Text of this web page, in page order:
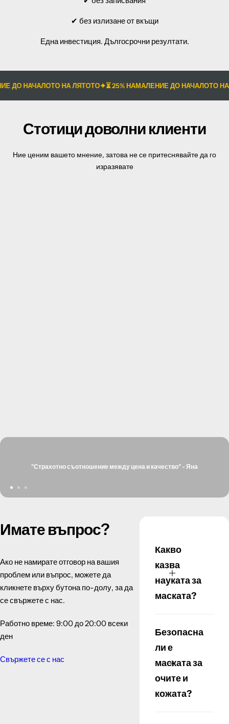
✔ без излизане от вкъщи
Една инвестиция. Дългосрочни резултати.
НАЧАЛОТО НА ЛЯТОТО ⏳ 25% НАМАЛЕНИЕ ДО НАЧАЛОТО НА
Стотици доволни клиенти
Ние ценим вашето мнение, затова не се притеснявайте да го
изразявате
"Страхотно съотношение между цена и качество" - Яна
Имате въпрос?
Ако не намирате отговор на вашия
проблем или въпрос, можете да
кликнете върху бутона по-долу, за да
се свържете с нас.
Работно време: 9:00 до 20:00 всеки
ден
Свържете се с нас
Какво
казва
науката за
маската?
Безопасна
ли е
маската за
очите и
кожата?